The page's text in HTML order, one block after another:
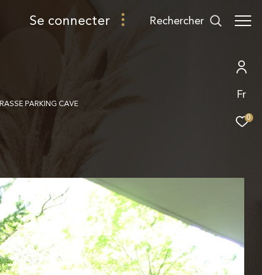
Fr
0
se connecter rechercher
PARKING CAVE